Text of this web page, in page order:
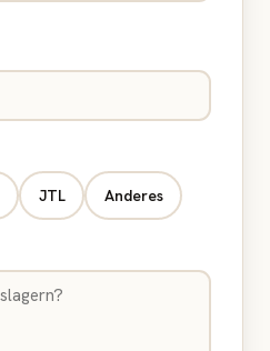
JTL Anderes